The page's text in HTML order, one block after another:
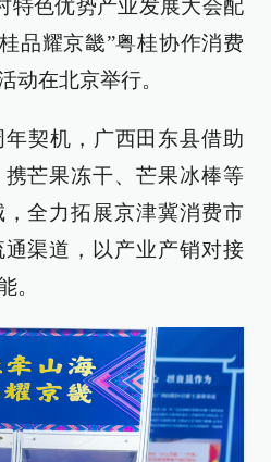
特色优势产业发展大会配
品耀京畿”粤桂协作消费
动在北京举行。
契机，广西田东县借助
芒果冻干、芒果冰棒等
全力拓展京津冀消费市
渠道，以产业产销对接
。